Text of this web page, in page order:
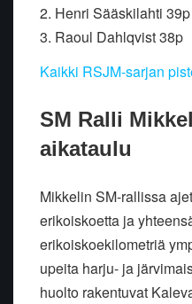
2. Henri Sääskilahti 39p
3. Raoul Dahlqvist 38p
Kaikki RSJM-sarjan
SM Ralli
aikataulu
Mikkelin SM-rallissa
erikoiskoetta ja
erikoiskoekilometriä
upeita harju- ja
huolto rakentuvat